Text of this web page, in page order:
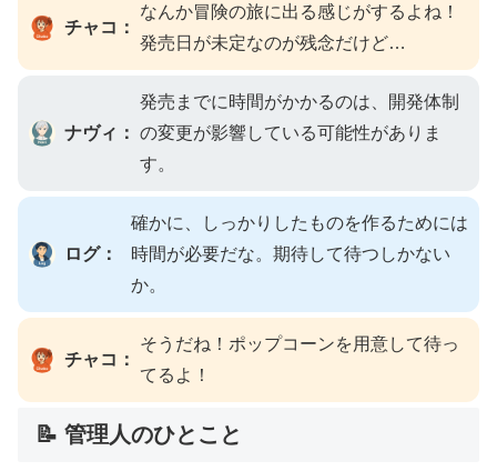
チャコ：
なんか冒険の旅に出る感じがするよね！
発売日が未定なのが残念だけど…
ナヴィ：
発売までに時間がかかるのは、開発体制
の変更が影響している可能性がありま
す。
ログ：
確かに、しっかりしたものを作るためには
時間が必要だな。期待して待つしかない
か。
チャコ：
そうだね！ポップコーンを用意して待っ
てるよ！
📝 管理人のひとこと